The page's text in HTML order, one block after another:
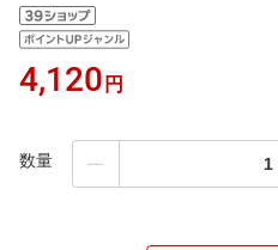
4,120 円
数量